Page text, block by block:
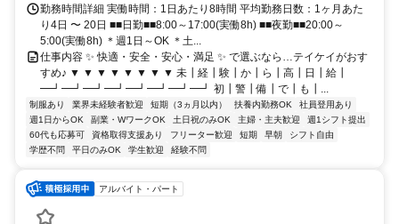
勤務時間詳細 実働時間：1日あたり8時間 平均勤務日数：1ヶ月あた
り4日 〜 20日 ■■日勤■■8:00～17:00(実働8h) ■■夜勤■■20:00～
5:00(実働8h) ＊週1日～OK ＊土...
仕事内容 ✨ 快適・安全・安心・満足 ✨ で選ぶなら…テイケイがおす
すめ♪ ▼ ▼ ▼ ▼ ▼ ▼ ▼ ▼ 未┃経┃験┃か┃ら┃高┃日┃給┃
━┛━┛━┛━┛━┛━┛━┛━┛ 初┃警┃備┃で┃も┃...
制服あり 業界未経験者歓迎 短期（3ヵ月以内） 扶養内勤務OK
社員登用あり
週1日からOK
副業・WワークOK 土日祝のみOK 主婦・主夫歓迎
週1シフト提出
60代も応募可
資格取得支援あり フリーター歓迎 短期 早朝
シフト自由
学歴不問
平日のみOK 学生歓迎 経験不問
アルバイト・パート